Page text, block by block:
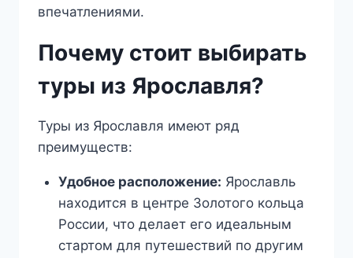
впечатлениями.
Почему стоит выбирать
туры из Ярославля?
Туры из Ярославля имеют ряд
преимуществ:
Удобное расположение: Ярославль
находится в центре Золотого кольца
России, что делает его идеальным
стартом для путешествий по другим